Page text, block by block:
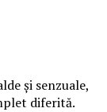
și senzuale,
diferită.